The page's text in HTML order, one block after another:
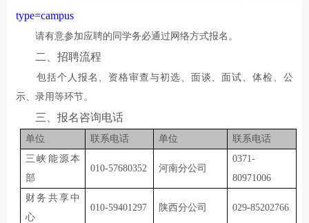
type=campus
请有意参加应聘的同学务必通过网络方式报名。
二 、招聘流程
包括个人报名、资格审查与初选、面谈、面试、体检、公
示、录用等环节。
三 、报名咨询电话
单位 联系电话 单位
联系电话
三峡能源本
部
010-57680352 河南分公司
0371-
80971006
财务共享中
心
010-59401297 陕西分公司 029-85202766